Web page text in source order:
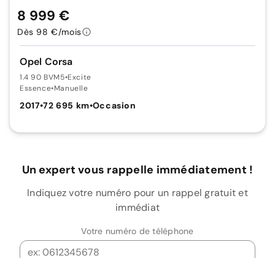
Opel Corsa
1.4 90 BVM5•Excite
Essence•Manuelle
2017•72 695 km•Occasion
8 999 €
Dès 98 €/mois
Un expert vous rappelle immédiatement !
Indiquez votre numéro pour un rappel gratuit et
immédiat
Votre numéro de téléphone